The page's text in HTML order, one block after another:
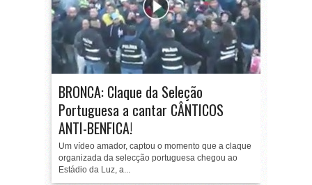
BRONCA: Claque da Seleção
Portuguesa a cantar CÂNTICOS
ANTI-BENFICA!
Um vídeo amador, captou o momento que a claque
organizada da selecção portuguesa chegou ao
Estádio da Luz, a...